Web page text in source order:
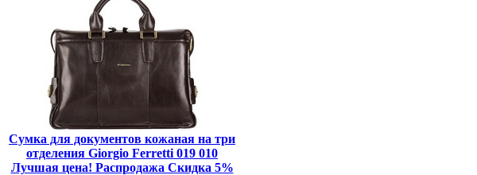
Сумка для документов кожаная на три
отделения Giorgio Ferretti 019 010
Лучшая цена! Распродажа Скидка 5%